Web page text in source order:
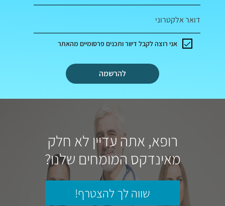
דואר אלקטרוני
להרשמה
אני רוצה לקבל דיוור ותכנים פרסומיים מהאתר
רופא, אתה עדיין לא חלק
מאינדקס המומחים שלנו?
שווה לך להצטרף!